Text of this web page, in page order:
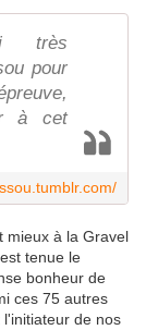
très
pour
à cet
mieux à la Gravel
tenue le
bonheur de
ces 75 autres
de nos